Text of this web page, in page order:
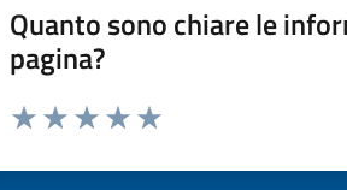
Quanto sono chiare le
pagina?
Valuta da 1 a 5 stelle la pagina